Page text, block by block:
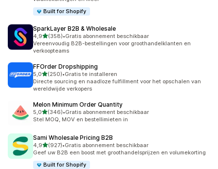
Built for Shopify
SparkLayer B2B & Wholesale
4,9van 5 sterren
(358)
358 recensies in totaal
•Gratis abonnement beschikbaar
Vereenvoudig B2B-bestellingen voor groothandelklanten en
verkoopteams
FFOrder Dropshipping
5,0van 5 sterren
(250)
250 recensies in totaal
•Gratis te installeren
Directe sourcing en naadloze fulfillment voor het opschalen van
wereldwijde verkopers
Melon Minimum Order Quantity
5,0van 5 sterren
(346)
346 recensies in totaal
•Gratis abonnement beschikbaar
Stel MOQ, MOV en bestellimieten in
Sami Wholesale Pricing B2B
4,9van 5 sterren
(927)
927 recensies in totaal
•Gratis abonnement beschikbaar
Geef uw B2B een boost met groothandelsprijzen en volumekorting
Built for Shopify